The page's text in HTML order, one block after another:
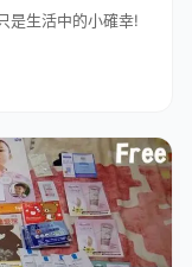
是生活中的小確幸!